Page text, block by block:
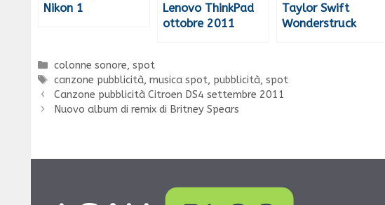
Nikon 1
Lenovo ThinkPad
ottobre 2011
Taylor Swift
Wonderstruck
Categorie
colonne sonore,spot
Tag
canzone pubblicità,musica spot, pubblicità,spot
Canzone pubblicità Citroen DS4 settembre 2011
Nuovo album di remix di Britney Spears